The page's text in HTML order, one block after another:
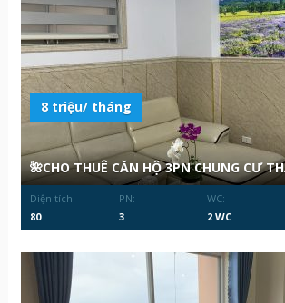
8 triệu/ tháng
🌺CHO THUÊ CĂN HỘ 3PN CHUNG CƯ
Diện tích:
80
PN:
3
WC:
2 WC